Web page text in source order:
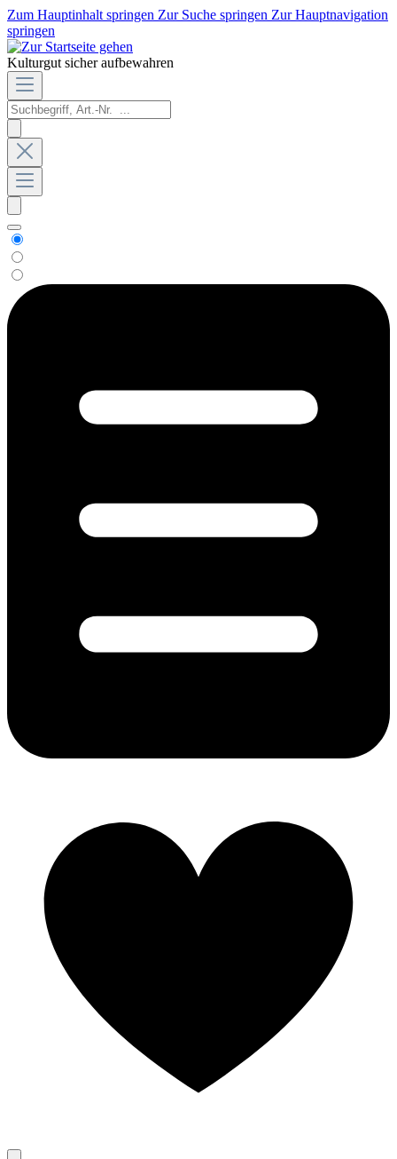
Zum Hauptinhalt springen Zur Suche springen Zur Hauptnavigation
springen
Kulturgut sicher aufbewahren